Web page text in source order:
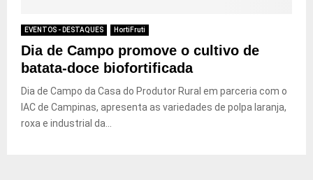
EVENTOS - DESTAQUES HortiFruti
Dia de Campo promove o cultivo de
batata-doce biofortificada
Dia de Campo da Casa do Produtor Rural em parceria com o
IAC de Campinas, apresenta as variedades de polpa laranja,
roxa e industrial da...